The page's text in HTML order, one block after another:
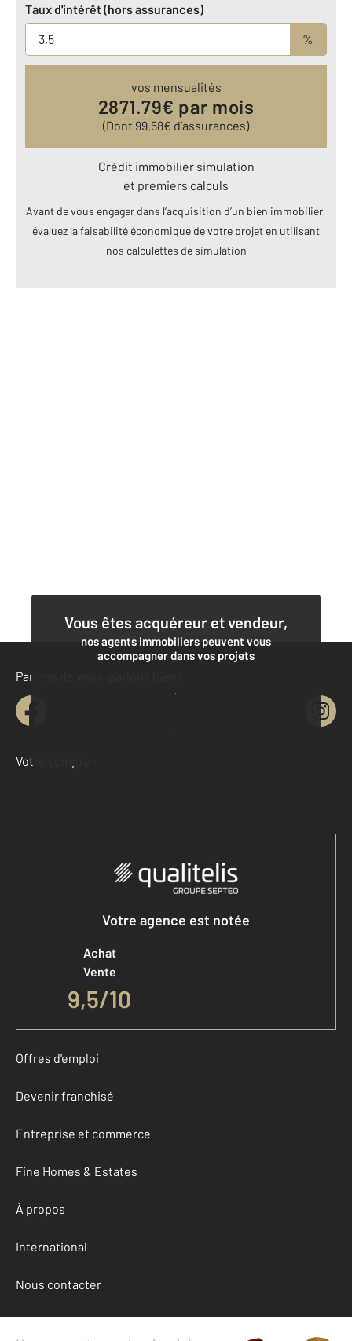
Taux d'intérêt (hors assurances)
%
vos mensualités
2871.79€ par mois
(Dont 99.58€ d’assurances)
Crédit immobilier simulation
et premiers calculs
Avant de vous engager dans l’acquisition d’un bien immobilier,
évaluez la faisabilité économique de votre projet en utilisant
nos calculettes de simulation
Vous êtes acquéreur et vendeur,
nos agents immobiliers peuvent vous
accompagner dans vos projets
Contacter l'agence
Demander une estimation
Parlons de vous, parlons biens
Votre compte :
Accéder à mon compte
Votre agence est notée
Achat
Vente
9,5/10
Offres d'emploi
Devenir franchisé
Entreprise et commerce
Fine Homes & Estates
À propos
International
Nous contacter